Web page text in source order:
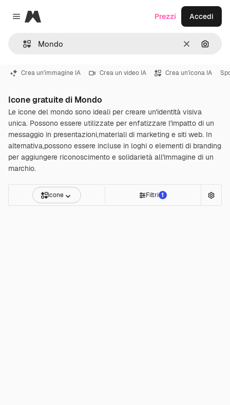
Close menu
Magnific
CancellaCerca
Prezzi Accedi
Crea un'immagine IA Crea un video IA Crea un'icona IA
Icone gratuite di Mondo
Le icone del mondo sono ideali per creare un'identità visiva
unica. Possono essere utilizzate per enfatizzare l'impatto di un
messaggio in presentazioni,materiali di marketing e siti web. In
alternativa,possono essere incluse in loghi o elementi di branding
per aggiungere riconoscimento e solidarietà all'immagine di un
marchio.
Icone Filtri 1